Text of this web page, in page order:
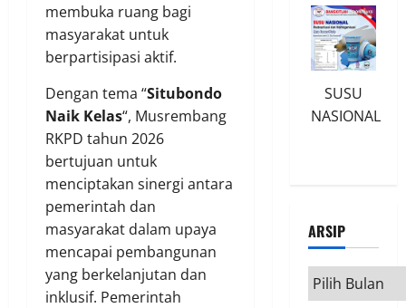
membuka ruang bagi
masyarakat untuk
berpartisipasi aktif.
Dengan tema “Situbondo
Naik Kelas“, Musrembang
RKPD tahun 2026
bertujuan untuk
menciptakan sinergi antara
pemerintah dan
masyarakat dalam upaya
mencapai pembangunan
yang berkelanjutan dan
inklusif. Pemerintah
SUSU
NASIONAL
ARSIP
Arsip